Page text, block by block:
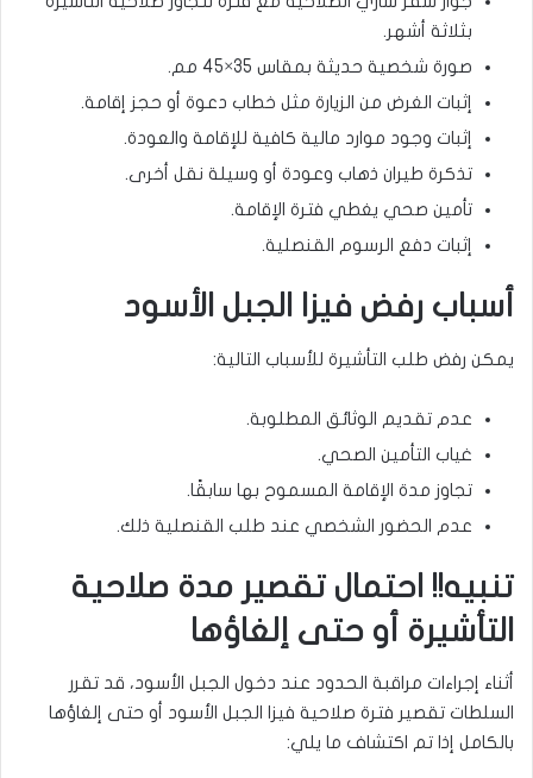
بثلاثة أشهر.
صورة شخصية حديثة بمقاس 35×45 مم.
إثبات الغرض من الزيارة مثل خطاب دعوة أو حجز إقامة.
إثبات وجود موارد مالية كافية للإقامة والعودة.
تذكرة طيران ذهاب وعودة أو وسيلة نقل أخرى.
تأمين صحي يغطي فترة الإقامة.
إثبات دفع الرسوم القنصلية.
أسباب رفض فيزا الجبل الأسود
يمكن رفض طلب التأشيرة للأسباب التالية:
عدم تقديم الوثائق المطلوبة.
غياب التأمين الصحي.
تجاوز مدة الإقامة المسموح بها سابقًا.
عدم الحضور الشخصي عند طلب القنصلية ذلك.
تنبيه!! احتمال تقصير مدة صلاحية
التأشيرة أو حتى إلغاؤها
أثناء إجراءات مراقبة الحدود عند دخول الجبل الأسود، قد تقرر
السلطات تقصير فترة صلاحية فيزا الجبل الأسود أو حتى إلغاؤها
بالكامل إذا تم اكتشاف ما يلي: